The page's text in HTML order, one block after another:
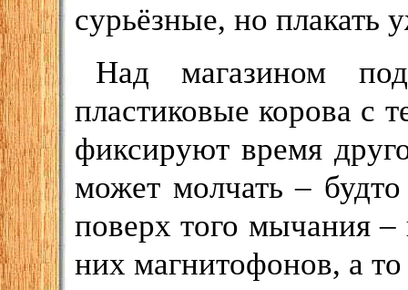
сурьёзные, но плакать
Над магазином
пластиковые корова с
фиксируют время
может молчать –
поверх того мычания
них магнитофонов, а то